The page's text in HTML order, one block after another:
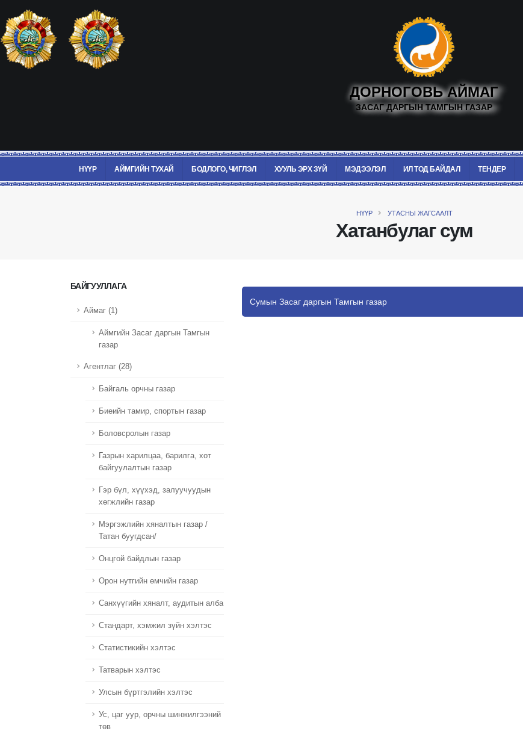
ДОРНОГОВЬ АЙМАГ
ЗАСАГ ДАРГЫН ТАМГЫН ГАЗАР
НҮҮР АЙМГИЙН ТУХАЙ БОДЛОГО, ЧИГЛЭЛ ХУУЛЬ ЭРХ ЗҮЙ МЭДЭЭЛЭЛ ИЛ ТОД БАЙДАЛ ТЕНДЕР
Хатанбулаг сум
НҮҮР УТАСНЫ ЖАГСААЛТ
БАЙГУУЛЛАГА
Аймаг (1)
Аймгийн Засаг даргын Тамгын
газар
Агентлаг (28)
Байгаль орчны газар
Биеийн тамир, спортын газар
Боловсролын газар
Газрын харилцаа, барилга, хот
байгуулалтын газар
Гэр бүл, хүүхэд, залуучуудын
хөгжлийн газар
Мэргэжлийн хяналтын газар /
Татан буугдсан/
Онцгой байдлын газар
Орон нутгийн өмчийн газар
Санхүүгийн хяналт, аудитын алба
Стандарт, хэмжил зүйн хэлтэс
Статистикийн хэлтэс
Татварын хэлтэс
Улсын бүртгэлийн хэлтэс
Ус, цаг уур, орчны шинжилгээний
төв
Сумын Засаг даргын Тамгын газар